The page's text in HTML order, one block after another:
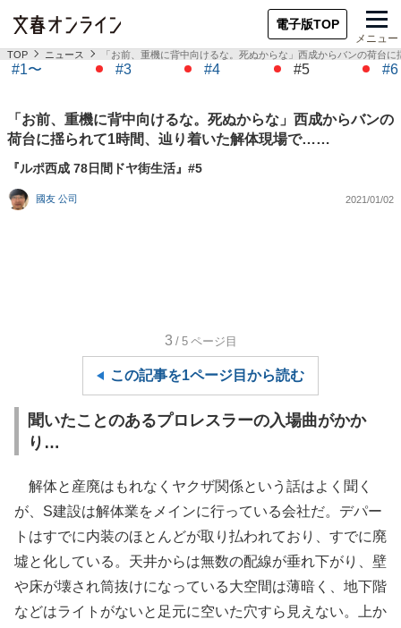
電子版TOP
メニュー
TOP ニュース 「お前、重機に背中向けるな。死ぬからな」西成からバンの荷台
#1〜 #3 #4 #5 #6
「お前、重機に背中向けるな。死ぬからな」西成からバンの
荷台に揺られて1時間、辿り着いた解体現場で……
『ルポ西成 78日間ドヤ街生活』#5
國友 公司 2021/01/02
3 /5 ページ目
この記事を1ページ目から読む
聞いたことのあるプロレスラーの入場曲がかか
り…
解体と産廃はもれなくヤクザ関係という話はよく聞く
が、S建設は解体業をメインに行っている会社だ。デパー
トはすでに内装のほとんどが取り払われており、すでに廃
墟と化している。天井からは無数の配線が垂れ下がり、壁
や床が壊され筒抜けになっている大空間は薄暗く、地下階
などはライトがないと足元に空いた穴すら見えない。上か